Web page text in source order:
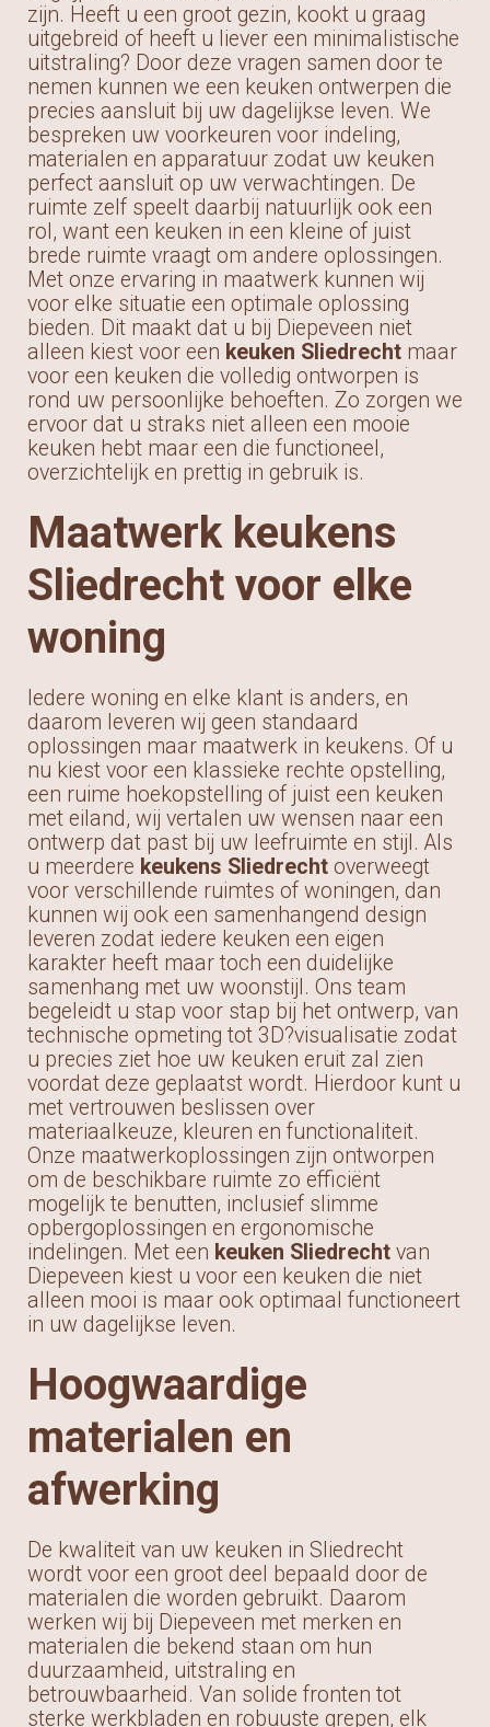
zijn. Heeft u een groot gezin, kookt u graag
uitgebreid of heeft u liever een minimalistische
uitstraling? Door deze vragen samen door te
nemen kunnen we een keuken ontwerpen die
precies aansluit bij uw dagelijkse leven. We
bespreken uw voorkeuren voor indeling,
materialen en apparatuur zodat uw keuken
perfect aansluit op uw verwachtingen. De
ruimte zelf speelt daarbij natuurlijk ook een
rol, want een keuken in een kleine of juist
brede ruimte vraagt om andere oplossingen.
Met onze ervaring in maatwerk kunnen wij
voor elke situatie een optimale oplossing
bieden. Dit maakt dat u bij Diepeveen niet
alleen kiest voor een keuken Sliedrecht maar
voor een keuken die volledig ontworpen is
rond uw persoonlijke behoeften. Zo zorgen we
ervoor dat u straks niet alleen een mooie
keuken hebt maar een die functioneel,
overzichtelijk en prettig in gebruik is.
Maatwerk keukens
Sliedrecht voor elke
woning
Iedere woning en elke klant is anders, en
daarom leveren wij geen standaard
oplossingen maar maatwerk in keukens. Of u
nu kiest voor een klassieke rechte opstelling,
een ruime hoekopstelling of juist een keuken
met eiland, wij vertalen uw wensen naar een
ontwerp dat past bij uw leefruimte en stijl. Als
u meerdere keukens Sliedrecht overweegt
voor verschillende ruimtes of woningen, dan
kunnen wij ook een samenhangend design
leveren zodat iedere keuken een eigen
karakter heeft maar toch een duidelijke
samenhang met uw woonstijl. Ons team
begeleidt u stap voor stap bij het ontwerp, van
technische opmeting tot 3D?visualisatie zodat
u precies ziet hoe uw keuken eruit zal zien
voordat deze geplaatst wordt. Hierdoor kunt u
met vertrouwen beslissen over
materiaalkeuze, kleuren en functionaliteit.
Onze maatwerkoplossingen zijn ontworpen
om de beschikbare ruimte zo efficiënt
mogelijk te benutten, inclusief slimme
opbergoplossingen en ergonomische
indelingen. Met een keuken Sliedrecht van
Diepeveen kiest u voor een keuken die niet
alleen mooi is maar ook optimaal functioneert
in uw dagelijkse leven.
Hoogwaardige
materialen en
afwerking
De kwaliteit van uw keuken in Sliedrecht
wordt voor een groot deel bepaald door de
materialen die worden gebruikt. Daarom
werken wij bij Diepeveen met merken en
materialen die bekend staan om hun
duurzaamheid, uitstraling en
betrouwbaarheid. Van solide fronten tot
sterke werkbladen en robuuste grepen, elk